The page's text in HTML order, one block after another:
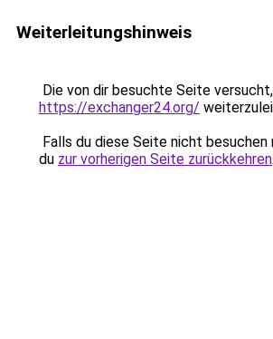
Weiterleitungshinweis
Die von dir besuchte Seite
https://exchanger24.org/
Falls du diese Seite nicht
du zur vorherigen Seite zurückkehren.